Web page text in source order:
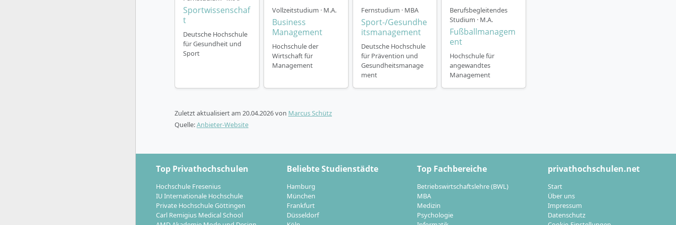
Gruppe
Praxisausrichtung:Mindestens 42 % Praxisanteil durch reale Fallstudien, Projekte
und Kooperationen mit Unternehmen
Studienverlauf:
1. Semester: Grundlagenmodule zu Management, Leadership, Marktanalyse,
Flexible Zeiteinteilung:
Optional ist das Studium auch im Dual-Plus-Modell möglich: Ein Teil deines Studiums
wird direkt im Unternehmen absolviert, wodurch eine noch stärkere Verzahnung von
Sportwissenschaf
t
Deutsche Hochschule
für Gesundheit und
Sport
Vollzeitstudium · M.A.
Business
Management
Hochschule der
Wirtschaft für
Management
Fernstudium · MBA
Sport-/Gesundhe
itsmanagement
Deutsche Hochschule
für Prävention und
Gesundheitsmanage
ment
Berufsbegleitendes
Studium · M.A.
Fußballmanagem
ent
Hochschule für
angewandtes
Management
Zuletzt aktualisiert am 20.04.2026von Marcus Schütz
Quelle:Anbieter-Website
Top Privathochschulen
Hochschule Fresenius
IU Internationale Hochschule
Private Hochschule Göttingen
Carl Remigius Medical School
Beliebte Studienstädte
Hamburg
München
Frankfurt
Düsseldorf
Top Fachbereiche
Betriebswirtschaftslehre (BWL)
MBA
Medizin
Psychologie
privathochschulen.net
Start
Über uns
Impressum
Datenschutz